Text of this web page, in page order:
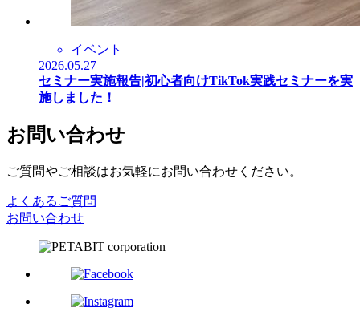
イベント
2026.05.27
セミナー実施報告|初心者向けTikTok実践セミナーを実
施しました！
お問い合わせ
ご質問やご相談はお気軽にお問い合わせください。
よくあるご質問
お問い合わせ